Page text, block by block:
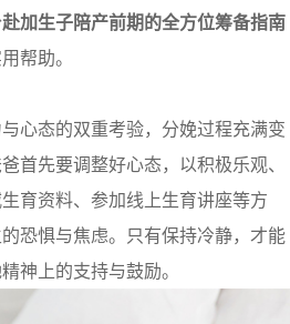
赴加生子陪产前期的全方位筹备指南
帮助。
态的双重考验，分娩过程充满变
首先要调整好心态，以积极乐观、
育资料、参加线上生育讲座等方
恐惧与焦虑。只有保持冷静，才能
神上的支持与鼓励。